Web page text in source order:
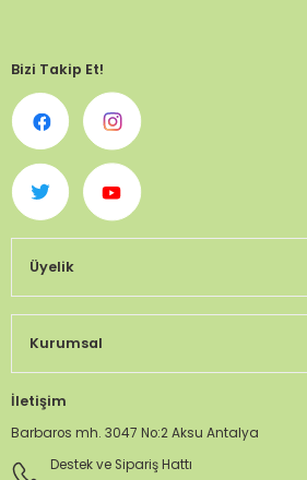
Bizi Takip Et!
Üyelik
Kurumsal
İletişim
Barbaros mh. 3047 No:2 Aksu Antalya
Destek ve Sipariş Hattı